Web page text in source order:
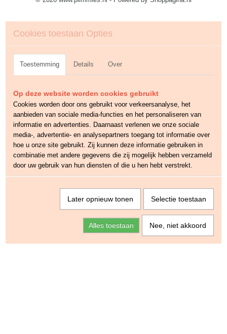
Cookies toestaan Opties
Toestemming Details Over
Op deze website worden cookies gebruikt
Cookies worden door ons gebruikt voor verkeersanalyse, het
aanbieden van sociale media-functies en het personaliseren van
informatie en advertenties. Daarnaast verlenen we onze sociale
media-, advertentie- en analysepartners toegang tot informatie over
hoe u onze site gebruikt. Zij kunnen deze informatie gebruiken in
combinatie met andere gegevens die zij mogelijk hebben verzameld
door uw gebruik van hun diensten of die u hen hebt verstrekt.
Later opnieuw tonen Selectie toestaan
Alles toestaan Nee, niet akkoord